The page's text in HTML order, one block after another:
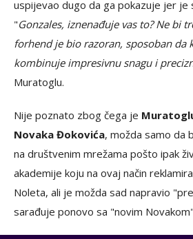
uspijevao dugo da ga pokazuje jer je
"Gonzales, iznenađuje vas to? Ne bi
forhend je bio razoran, sposoban da
kombinuje impresivnu snagu i
Muratoglu.
Nije poznato zbog čega je
Novaka Đokovića, možda samo da
na društvenim mrežama pošto ipak
akademije koju na ovaj način
Noleta, ali je možda sad napravio
sarađuje ponovo sa "novim